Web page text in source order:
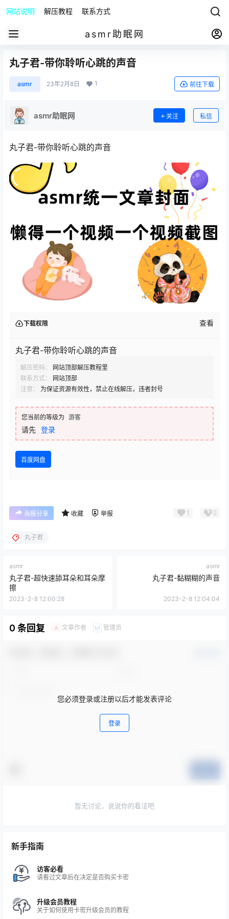
网站说明 解压教程 联系方式
asmr助眠网
丸子君-带你聆听心跳的声音
asmr 23年2月8日 1 前往下载
asmr助眠网 关注 私信
丸子君-带你聆听心跳的声音
下载权限 查看
丸子君-带你聆听心跳的声音
解压密码：
网站顶部解压教程里
联系方式：
网站顶部
注意：
为保证资源有效性，禁止在线解压，违者封号
您当前的等级为 游客
请先 登录
百度网盘
海报分享 收藏 举报 1 0
丸子君
asmr
丸子君-超快速舔耳朵和耳朵摩
擦
2023-2-8 12:00:28
asmr
丸子君-黏糊糊的声音
2023-2-8 12:04:04
0 条回复 A 文章作者 M 管理员
您必须登录或注册以后才能发表评论
登录
暂无讨论，说说你的看法吧
新手指南
访客必看
请看过文章后在决定是否购买卡密
升级会员教程
关于如何使用卡密升级会员的教程